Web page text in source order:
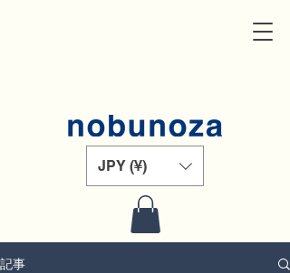
JPY (¥)
記事